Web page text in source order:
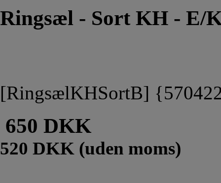
Ringsæl - Sort KH - E/
[RingsælKHSortB]
650 DKK
520 DKK (uden moms)